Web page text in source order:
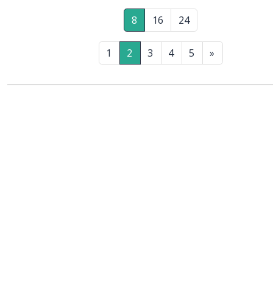
8 16 24
1 2 3 4 5 »